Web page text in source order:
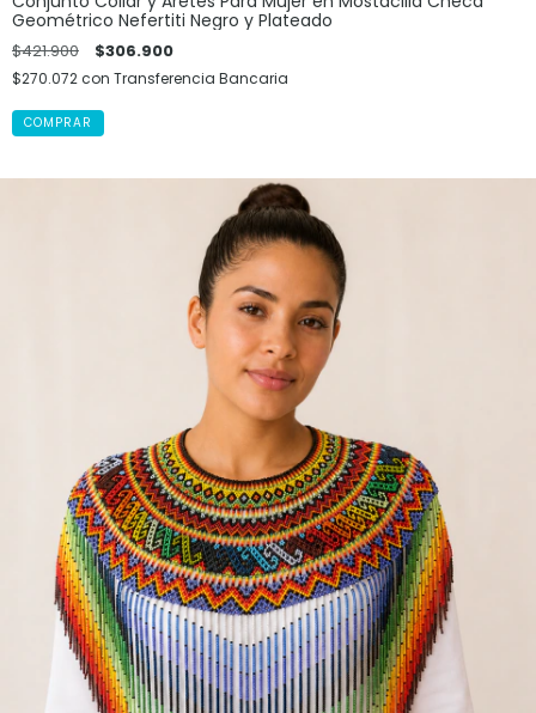
Geométrico Nefertiti Negro y Plateado
$421.900 $306.900
$270.072con Transferencia Bancaria
COMPRAR